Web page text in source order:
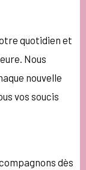
quotidien et
Nous
nouvelle
vos soucis
dès